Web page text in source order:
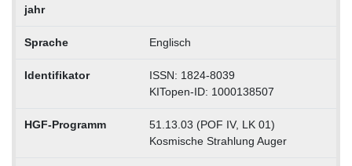
jahr
Sprache Englisch
Identifikator
ISSN: 1824-8039
KITopen-ID: 1000138507
HGF-Programm
51.13.03 (POF IV, LK 01)
Kosmische Strahlung Auger